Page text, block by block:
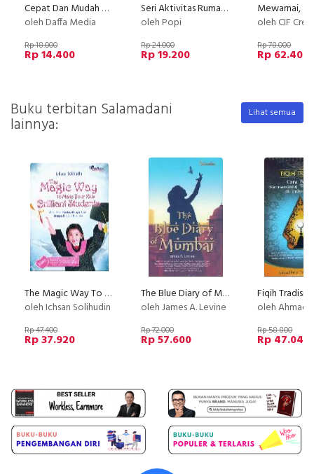
Cepat Dan Mudah Belajar Pembagian : Pintar Berhitung
oleh Daffa Media
Rp 18.000
Rp 14.400
Seri Aktivitas Rumah Cerdas : Aku Tahu Jenis-Jenis Hewan Bk pro
oleh Popi
Rp 24.000
Rp 19.200
oleh CIF
Rp 78.000
Rp 62.400
Buku terbitan Salamadani
lainnya:
Lihat semua
The Magic Way To Make Your Kids Brilliant Students Bk
oleh Ichsan Solihudin
Rp 47.400
Rp 37.920
The Blue Diary of Mumbai Bk
oleh James A. Levine
Rp 72.000
Rp 57.600
oleh Ahmad Bisyri
Rp 58.800
Rp 47.040